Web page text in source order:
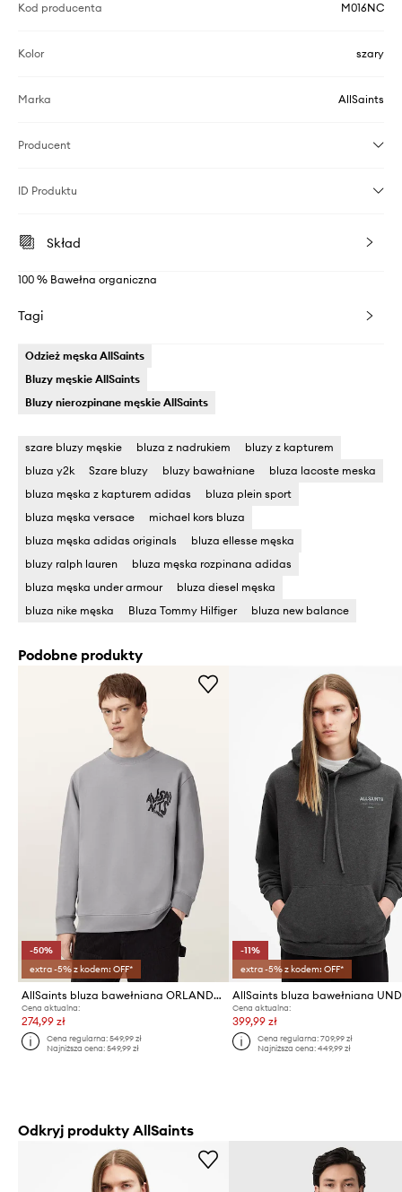
Kod producenta M016NC
Kolor szary
Marka AllSaints
Producent
ID Produktu
Skład
100 % Bawełna organiczna
Tagi
Odzież męska AllSaints
Bluzy męskie AllSaints
Bluzy nierozpinane męskie AllSaints
szare bluzy męskie bluza z nadrukiem
bluzy z kapturem
bluza y2k
Szare bluzy bluzy bawałniane
bluza lacoste meska
bluza męska z kapturem adidas
bluza plein sport
bluza męska versace
michael kors bluza
bluza męska adidas originals
bluza ellesse męska
bluzy ralph lauren
bluza męska rozpinana adidas
bluza męska under armour
bluza diesel męska
bluza nike męska
Bluza Tommy Hilfiger bluza new balance
Podobne produkty
-50%
extra -5% z kodem: OFF*
AllSaints bluza bawełniana ORLANDO
Cena aktualna:
274,99 zł
Cena regularna:549,99 zł
Najniższa cena:549,99 zł
-11%
extra -5% z kodem: OFF*
Cena aktualna:
399,99 zł
Cena regularna: 709,99 zł
Najniższa cena: 449,99 zł
Odkryj produkty AllSaints